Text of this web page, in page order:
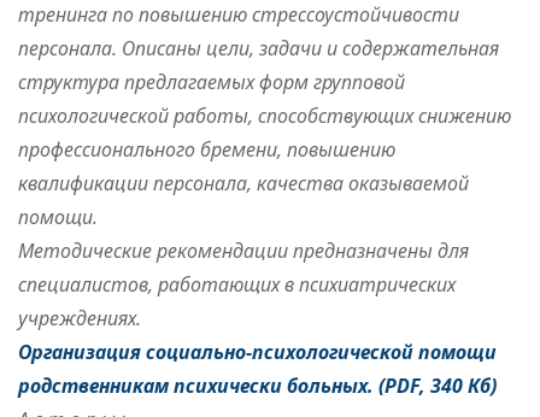
тренинга по повышению стрессоустойчивости
персонала. Описаны цели, задачи и содержательная
структура предлагаемых форм групповой
психологической работы, способствующих снижению
профессионального бремени, повышению
квалификации персонала, качества оказываемой
помощи.
Методические рекомендации предназначены для
специалистов, работающих в психиатрических
учреждениях.
Организация социально-психологической помощи
родственникам психически больных. (PDF, 340 Кб)